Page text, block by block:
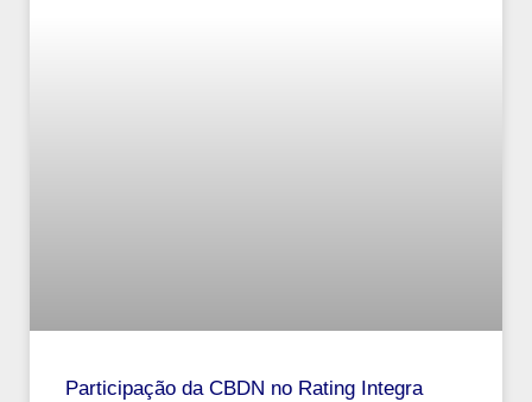
Participação da CBDN no Rating Integra